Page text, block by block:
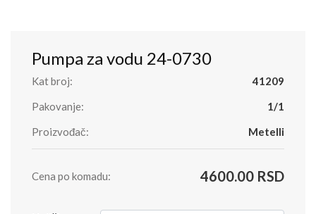
Pumpa za vodu 24-0730
Kat broj:
41209
Pakovanje:
1/1
Proizvođač:
Metelli
Cena po komadu: 4600.00 RSD